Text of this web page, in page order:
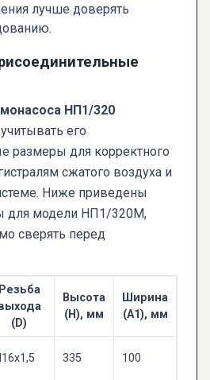
лучше доверять
НП1/320
его
размеры для корректного
сжатого воздуха и
Ниже приведены
для модели НП1/320М,
сверять перед
Резьба
(D)
Высота
(H), мм
Ширина
(A1), мм
335 100